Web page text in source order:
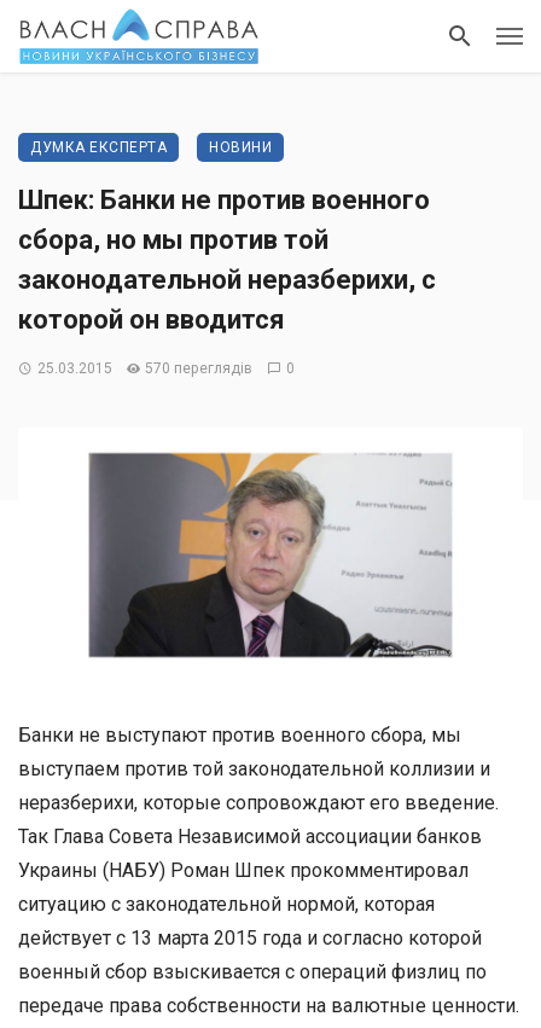
ДУМКА ЕКСПЕРТА НОВИНИ
Шпек: Банки не против военного
сбора, но мы против той
законодательной неразберихи, с
которой он вводится
25.03.2015 570 переглядів 0
Банки не выступают против военного сбора, мы
выступаем против той законодательной коллизии и
неразберихи, которые сопровождают его введение.
Так Глава Совета Независимой ассоциации банков
Украины (НАБУ) Роман Шпек прокомментировал
ситуацию с законодательной нормой, которая
действует с 13 марта 2015 года и согласно которой
военный сбор взыскивается с операций физлиц по
передаче права собственности на валютные ценности.